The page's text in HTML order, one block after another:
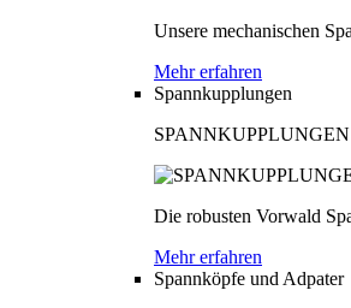
Unsere mechanischen
Mehr erfahren
Spannkupplungen
SPANNKUPPLUNGEN
Die robusten Vorwald
Mehr erfahren
Spannköpfe und Adpater